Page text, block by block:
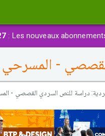
: Les nouveaux
- المسرحي
دراسة للنص السردي القصصي -